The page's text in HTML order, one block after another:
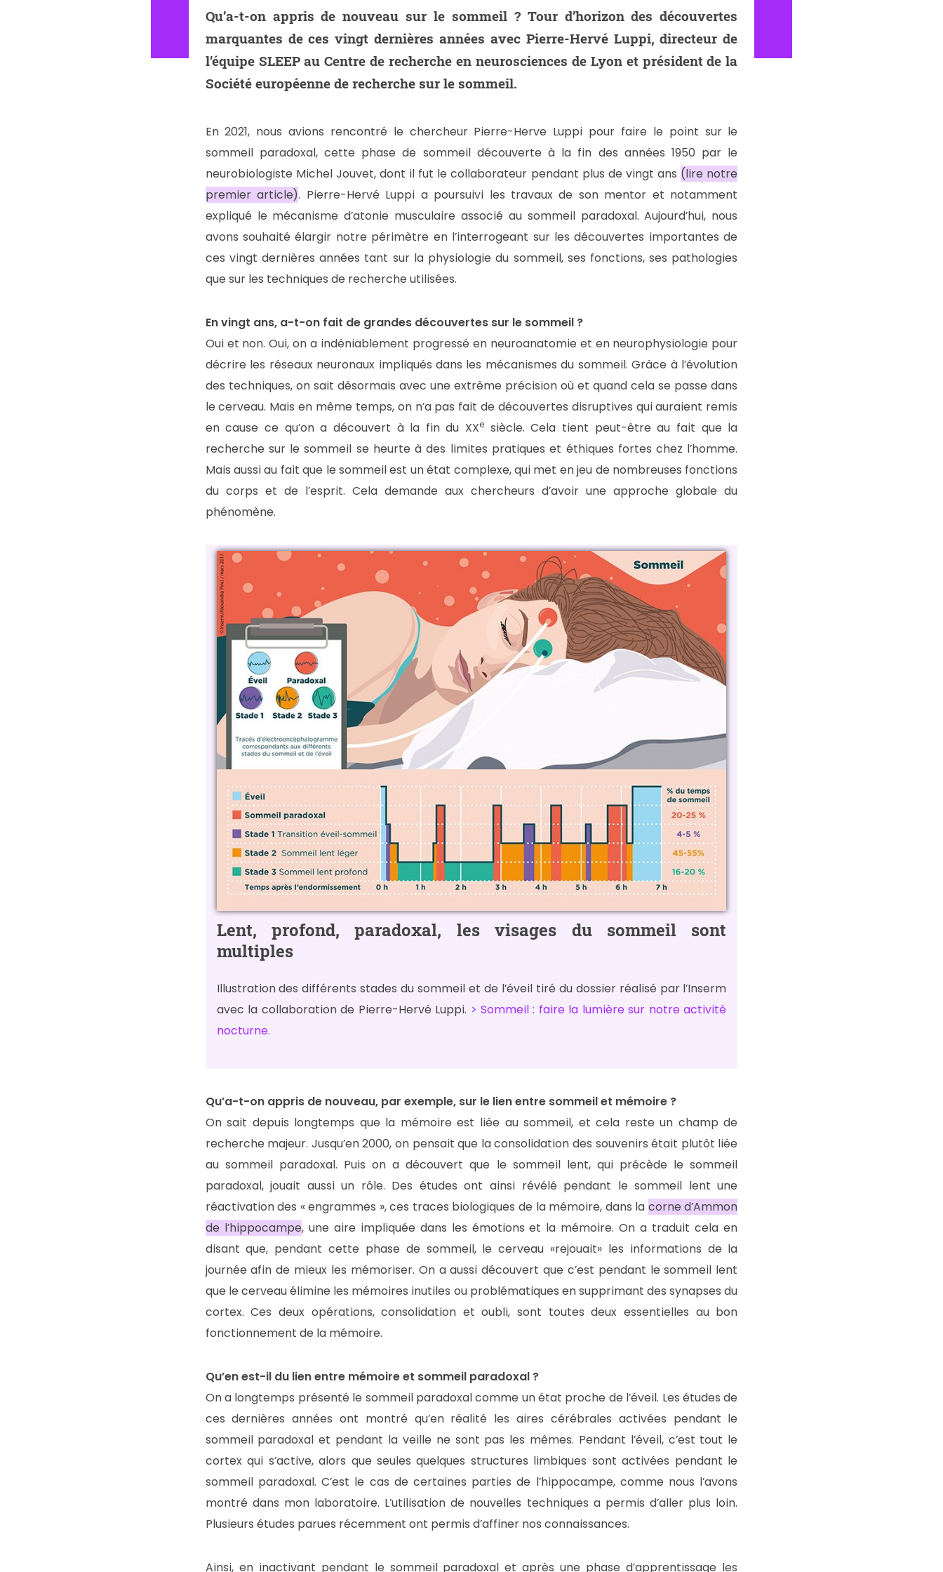
Qu’a-t-on appris de nouveau sur le sommeil ? Tour d’horizon des découvertes
marquantes de ces vingt dernières années avec Pierre-Hervé Luppi, directeur de
l’équipe SLEEP au Centre de recherche en neurosciences de Lyon et président de la
Société européenne de recherche sur le sommeil.
En 2021, nous avions rencontré le chercheur Pierre-Herve Luppi pour faire le point sur le
sommeil paradoxal, cette phase de sommeil découverte à la fin des années 1950 par le
neurobiologiste Michel Jouvet, dont il fut le collaborateur pendant plus de vingt ans (lire notre
premierarticle). Pierre-Hervé Luppi a poursuivi les travaux de son mentor et notamment
expliqué le mécanisme d’atonie musculaire associé au sommeil paradoxal. Aujourd’hui, nous
avons souhaité élargir notre périmètre en l’interrogeant sur les découvertes importantes de
ces vingt dernières années tant sur la physiologie du sommeil, ses fonctions, ses pathologies
que sur les techniques de recherche utilisées.
En vingt ans, a-t-on fait de grandes découvertes sur le sommeil ?
Oui et non. Oui, on a indéniablement progressé en neuroanatomie et en neurophysiologie pour
décrire les réseaux neuronaux impliqués dans les mécanismes du sommeil. Grâce à l’évolution
des techniques, on sait désormais avec une extrême précision où et quand cela se passe dans
le cerveau. Mais en même temps, on n’a pas fait de découvertes disruptives qui auraient remis
en cause ce qu’on a découvert à la fin du XXe siècle. Cela tient peut-être au fait que la
recherche sur le sommeil se heurte à des limites pratiques et éthiques fortes chez l’homme.
Mais aussi au fait que le sommeil est un état complexe, qui met en jeu de nombreuses fonctions
du corps et de l’esprit. Cela demande aux chercheurs d’avoir une approche globale du
phénomène.
Lent, profond, paradoxal, les visages du sommeil sont
multiples
Illustration des différents stades du sommeil et de l’éveil tiré du dossier réalisé par l’Inserm
avec la collaboration de Pierre-Hervé Luppi. > Sommeil : faire la lumière sur notre activité
nocturne.
Qu’a-t-on appris de nouveau, par exemple, sur le lien entre sommeil et mémoire ?
On sait depuis longtemps que la mémoire est liée au sommeil, et cela reste un champ de
recherche majeur. Jusqu’en 2000, on pensait que la consolidation des souvenirs était plutôt liée
au sommeil paradoxal. Puis on a découvert que le sommeil lent, qui précède le sommeil
paradoxal, jouait aussi un rôle. Des études ont ainsi révélé pendant le sommeil lent une
réactivation des « engrammes », ces traces biologiques de la mémoire, dans la corne d’Ammon
de l’hippocampe, une aire impliquée dans les émotions et la mémoire. On a traduit cela en
disant que, pendant cette phase de sommeil, le cerveau «rejouait» les informations de la
journée afin de mieux les mémoriser. On a aussi découvert que c’est pendant le sommeil lent
que le cerveau élimine les mémoires inutiles ou problématiques en supprimant des synapses du
cortex. Ces deux opérations, consolidation et oubli, sont toutes deux essentielles au bon
fonctionnement de la mémoire.
Qu’en est-il du lien entre mémoire et sommeil paradoxal ?
On a longtemps présenté le sommeil paradoxal comme un état proche de l’éveil. Les études de
ces dernières années ont montré qu’en réalité les aires cérébrales activées pendant le
sommeil paradoxal et pendant la veille ne sont pas les mêmes. Pendant l’éveil, c’est tout le
cortex qui s’active, alors que seules quelques structures limbiques sont activées pendant le
sommeil paradoxal. C’est le cas de certaines parties de l’hippocampe, comme nous l’avons
montré dans mon laboratoire. L’utilisation de nouvelles techniques a permis d’aller plus loin.
Plusieurs études parues récemment ont permis d’affiner nos connaissances.
Ainsi, en inactivant pendant le sommeil paradoxal et après une phase d’apprentissage les